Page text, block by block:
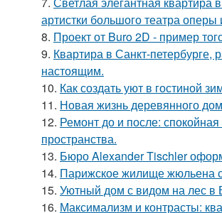
артистки большого театра
8. Проект от Buro 2D - пример
9. Квартира в Санкт-
настоящим.
10. Как создать уют в гостиной
11. Новая жизнь деревянного
12. Ремонт до и после:
пространства.
13. Бюро Alexander Tischler
14. Парижское жилище жюльена
15. Уютный дом с видом на лес в
16. Максимализм и контрасты: